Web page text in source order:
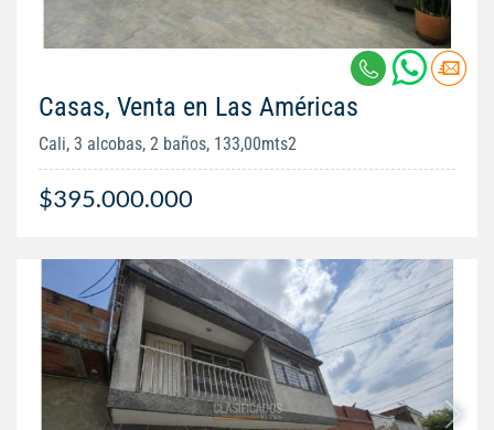
Casas, Venta en Las Américas
Cali, 3 alcobas, 2 baños, 133,00mts2
$395.000.000